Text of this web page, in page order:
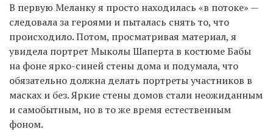
В первую Меланку я просто находилась «в потоке» —
следовала за героями и пыталась снять то, что
происходило. Потом, просматривая материал, я
увидела портрет Мыколы Шаперта в костюме Бабы
на фоне ярко-синей стены дома и подумала, что
обязательно должна делать портреты участников в
масках и без. Яркие стены домов стали неожиданным
и самобытным, но в то же время естественным
фоном.